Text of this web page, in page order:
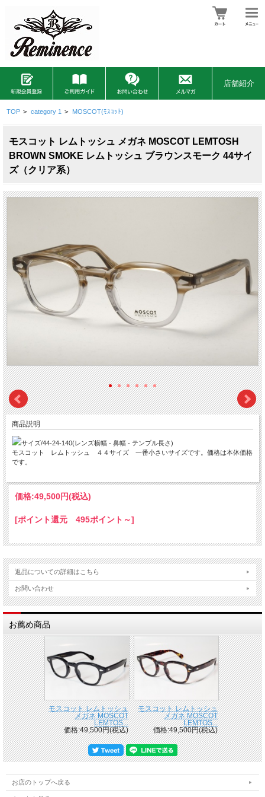
店舗紹介
TOP > category 1 > MOSCOT(ﾓｽｺｯﾄ)
モスコット レムトッシュ メガネ MOSCOT LEMTOSH
BROWN SMOKE レムトッシュ ブラウンスモーク 44サイ
ズ（クリア系）
商品説明
サイズ/44-24-140(レンズ横幅 - 鼻幅 - テンプル長さ)
モスコット レムトッシュ ４４サイズ 一番小さいサイズです。価格は本体価格
です。
価格:49,500円(税込)
[ポイント還元 495ポイント～]
返品についての詳細はこちら
お問い合わせ
お薦め商品
モスコット レムトッシュ
メガネ MOSCOT
LEMTOS...
価格:49,500円(税込)
モスコット レムトッシュ
メガネ MOSCOT
LEMTOS...
価格:49,500円(税込)
お店のトップへ戻る